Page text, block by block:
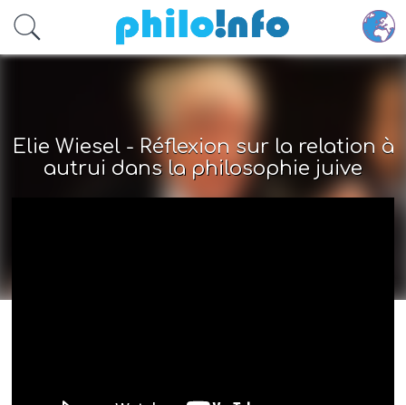
Accéder au contenu principal
Elie Wiesel - Réflexion sur la relation à
autrui dans la philosophie juive